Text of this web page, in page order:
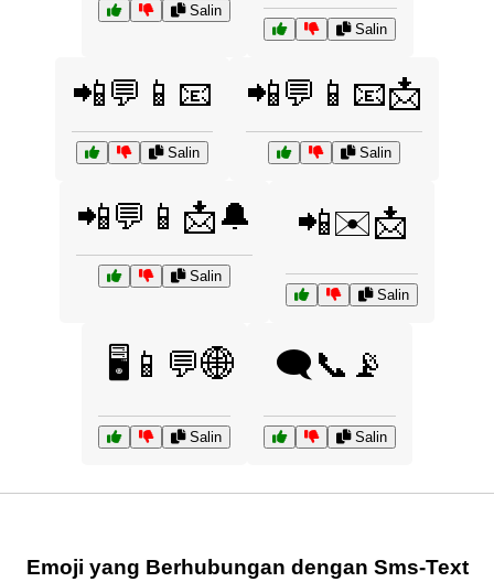
Salin
Salin
📲💬📱📧
Salin
📲💬📱📧📩
Salin
📲💬📱📩🔔
Salin
📲✉️📩
Salin
🖥️📱💬🌐
Salin
🗨️📞📡
Salin
Emoji yang Berhubungan dengan Sms-Text